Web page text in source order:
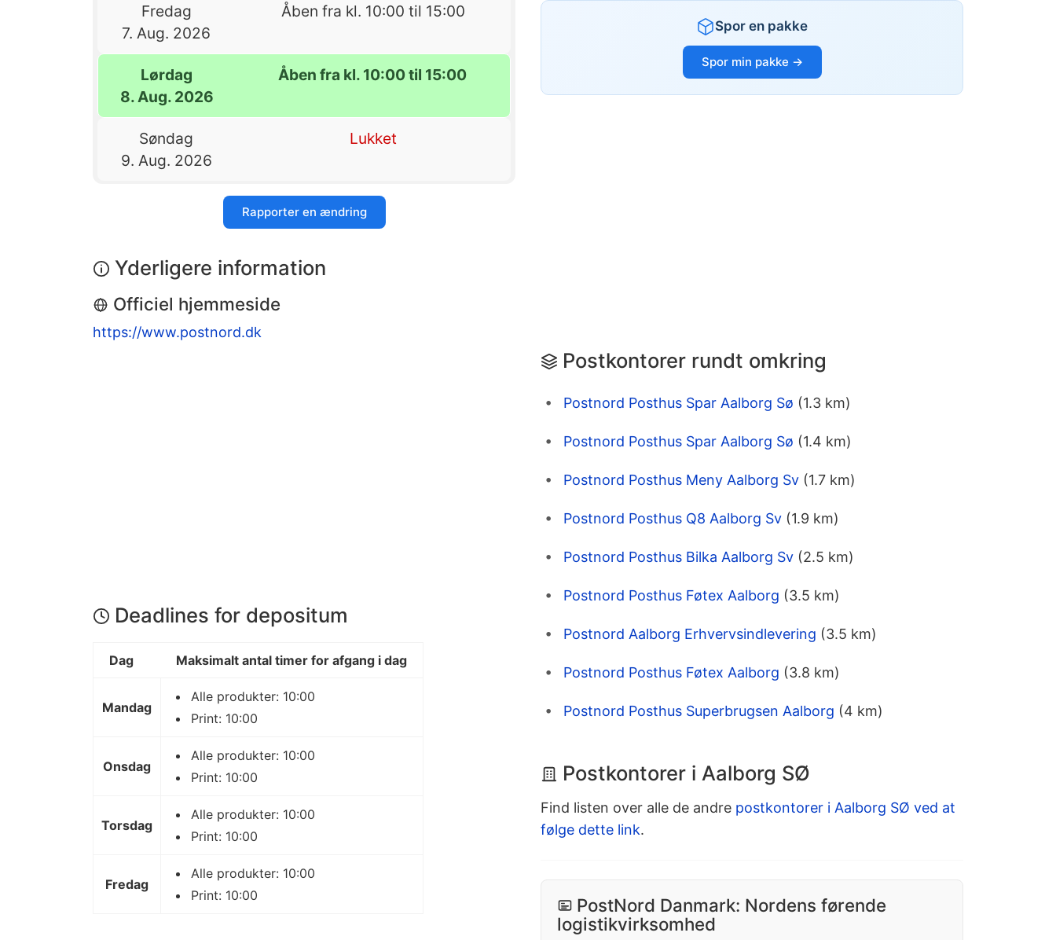
Fredag
7. Aug. 2026
Åben fra kl. 10:00 til 15:00
Lørdag
8. Aug. 2026
Åben fra kl. 10:00 til 15:00
Søndag
9. Aug. 2026
Lukket
Rapporter en ændring
Yderligere information
Officiel hjemmeside
https://www.postnord.dk
Deadlines for depositum
Dag Maksimalt antal timer for afgang i dag
Mandag
Alle produkter: 10:00
Print: 10:00
Onsdag
Alle produkter: 10:00
Print: 10:00
Torsdag
Alle produkter: 10:00
Print: 10:00
Fredag
Alle produkter: 10:00
Print: 10:00
Spor en pakke
Spor min pakke →
Postkontorer rundt omkring
Postnord Posthus Spar Aalborg Sø (1.3 km)
Postnord Posthus Spar Aalborg Sø (1.4 km)
Postnord Posthus Meny Aalborg Sv (1.7 km)
Postnord Posthus Q8 Aalborg Sv (1.9 km)
Postnord Posthus Bilka Aalborg Sv (2.5 km)
Postnord Posthus Føtex Aalborg (3.5 km)
Postnord Aalborg Erhvervsindlevering (3.5 km)
Postnord Posthus Føtex Aalborg (3.8 km)
Postnord Posthus Superbrugsen Aalborg (4 km)
Postkontorer i Aalborg SØ
Find listen over alle de andre postkontorer i Aalborg SØ ved at
følge dette link.
PostNord Danmark: Nordens førende
logistikvirksomhed